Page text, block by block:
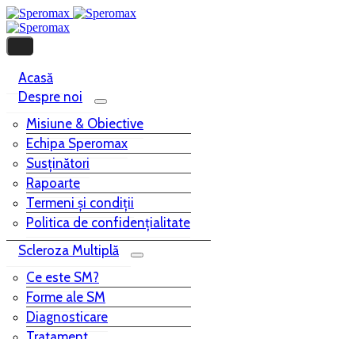
Acasă
Despre noi
Misiune & Obiective
Echipa Speromax
Susținători
Rapoarte
Termeni și condiții
Politica de confidențialitate
Scleroza Multiplă
Ce este SM?
Forme ale SM
Diagnosticare